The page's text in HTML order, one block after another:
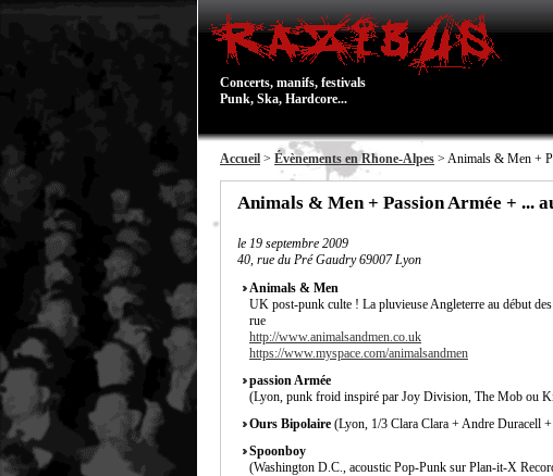
Concerts, manifs, festivals
Punk, Ska, Hardcore...
Accueil > Évènements en Rhone-Alpes > Animals & Men +
Animals & Men + Passion Armée + ...
le 19 septembre 2009
40, rue du Pré Gaudry 69007 Lyon
Animals & Men
UK post-punk culte ! La pluvieuse Angleterre au début
rue
http://www.animalsandmen.co.uk
https://www.myspace.com/animalsandmen
passion Armée
(Lyon, punk froid inspiré par Joy Division, The Mob ou
Ours Bipolaire (Lyon, 1/3 Clara Clara + Andre Duracell
Spoonboy
(Washington D.C., acoustic Pop-Punk sur Plan-it-X